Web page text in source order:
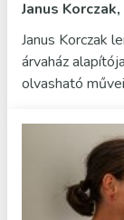
Janus
Janus Korczak
árvaház
olvasható